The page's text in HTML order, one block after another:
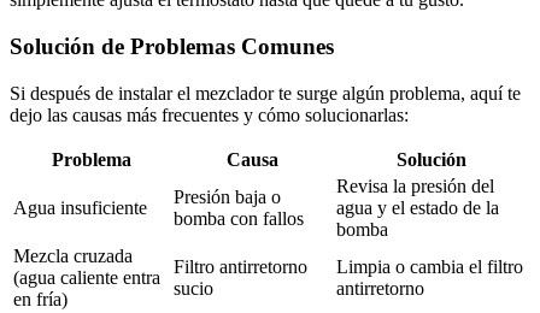
Solución de Problemas Comunes
Si después de instalar el mezclador te surge algún problema, aquí te
dejo las causas más frecuentes y cómo solucionarlas:
Problema Causa Solución
Agua insuficiente
Presión baja o
bomba con fallos
Revisa la presión del
agua y el estado de la
bomba
Mezcla cruzada
(agua caliente entra
en fría)
Filtro antirretorno
sucio
Limpia o cambia el filtro
antirretorno